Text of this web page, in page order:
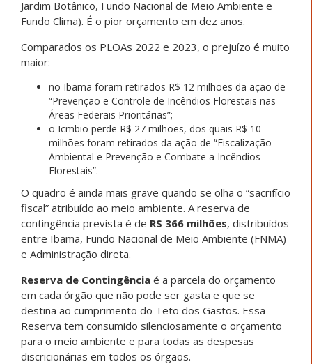
Jardim Botânico, Fundo Nacional de Meio Ambiente e
Fundo Clima). É o pior orçamento em dez anos.
Comparados os PLOAs 2022 e 2023, o prejuízo é muito
maior:
no Ibama foram retirados R$ 12 milhões da ação de
“Prevenção e Controle de Incêndios Florestais nas
Áreas Federais Prioritárias”;
o Icmbio perde R$ 27 milhões, dos quais R$ 10
milhões foram retirados da ação de “Fiscalização
Ambiental e Prevenção e Combate a Incêndios
Florestais”.
O quadro é ainda mais grave quando se olha o “sacrifício
fiscal” atribuído ao meio ambiente. A reserva de
contingência prevista é de R$ 366 milhões, distribuídos
entre Ibama, Fundo Nacional de Meio Ambiente (FNMA)
e Administração direta.
Reserva de Contingência é a parcela do orçamento
em cada órgão que não pode ser gasta e que se
destina ao cumprimento do Teto dos Gastos. Essa
Reserva tem consumido silenciosamente o orçamento
para o meio ambiente e para todas as despesas
discricionárias em todos os órgãos.